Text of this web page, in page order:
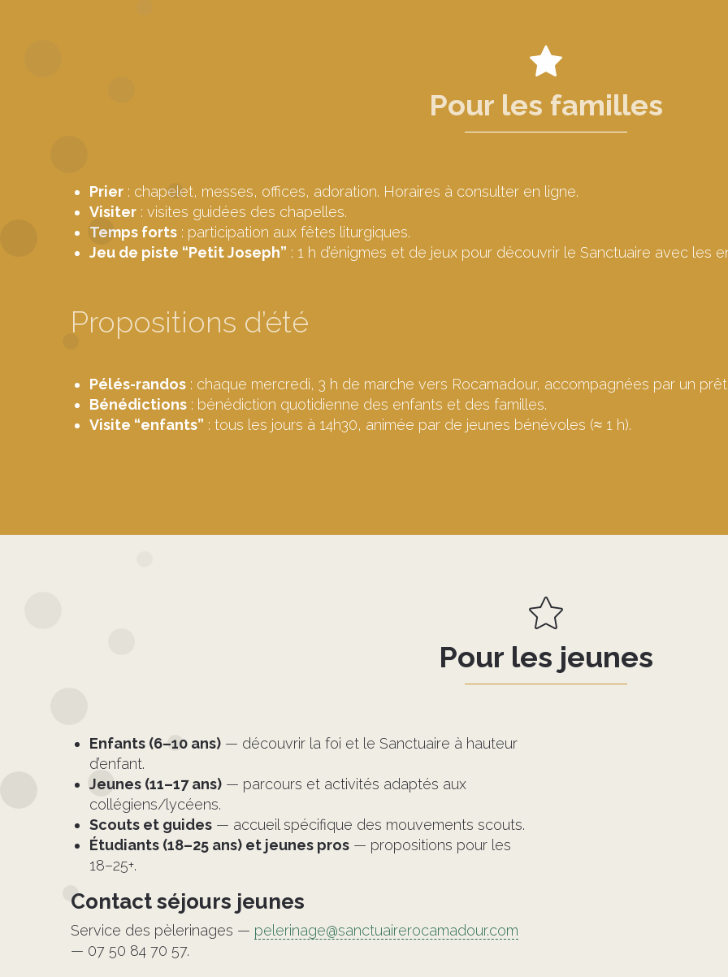
Pour les familles
Prier: chapelet, messes, offices, adoration. Horaires à consulter en ligne.
Visiter: visites guidées des chapelles.
Temps forts: participation aux fêtes liturgiques.
Jeu de piste “Petit Joseph” : 1 h d’énigmes et de jeux pour découvrir le Sanctuaire avec les
Propositions d’été
Pélés-randos: chaque mercredi, 3 h de marche vers Rocamadour, accompagnées par un
Bénédictions: bénédiction quotidienne des enfants et des familles.
Visite “enfants” : tous les jours à 14h30, animée par de jeunes bénévoles (≈ 1 h).
Pour les jeunes
Enfants (6–10 ans)— découvrir la foi et le Sanctuaire à hauteur
d’enfant.
Jeunes (11–17 ans)— parcours et activités adaptés aux
collégiens/lycéens.
Scouts et guides— accueil spécifique des mouvements scouts.
Étudiants (18–25 ans) et jeunes pros— propositions pour les
18–25+.
Contact séjours jeunes
Service des pèlerinages — pelerinage@sanctuairerocamadour.com
— 07 50 84 70 57.